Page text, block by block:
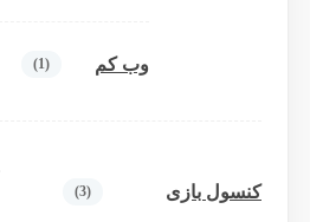
وب کم (1)
کنسول بازی (3)